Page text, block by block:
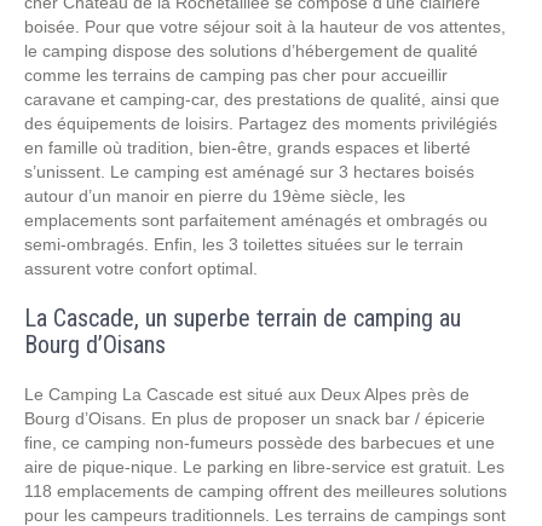
boisée. Pour que votre séjour soit à la hauteur de vos attentes,
le camping dispose des solutions d’hébergement de qualité
comme les terrains de camping pas cher pour accueillir
caravane et camping-car, des prestations de qualité, ainsi que
des équipements de loisirs. Partagez des moments privilégiés
en famille où tradition, bien-être, grands espaces et liberté
s’unissent. Le camping est aménagé sur 3 hectares boisés
autour d’un manoir en pierre du 19ème siècle, les
emplacements sont parfaitement aménagés et ombragés ou
semi-ombragés. Enfin, les 3 toilettes situées sur le terrain
assurent votre confort optimal.
La Cascade, un superbe terrain de camping au
Bourg d’Oisans
Le Camping La Cascade est situé aux Deux Alpes près de
Bourg d’Oisans. En plus de proposer un snack bar / épicerie
fine, ce camping non-fumeurs possède des barbecues et une
aire de pique-nique. Le parking en libre-service est gratuit. Les
118 emplacements de camping offrent des meilleures solutions
pour les campeurs traditionnels. Les terrains de campings sont